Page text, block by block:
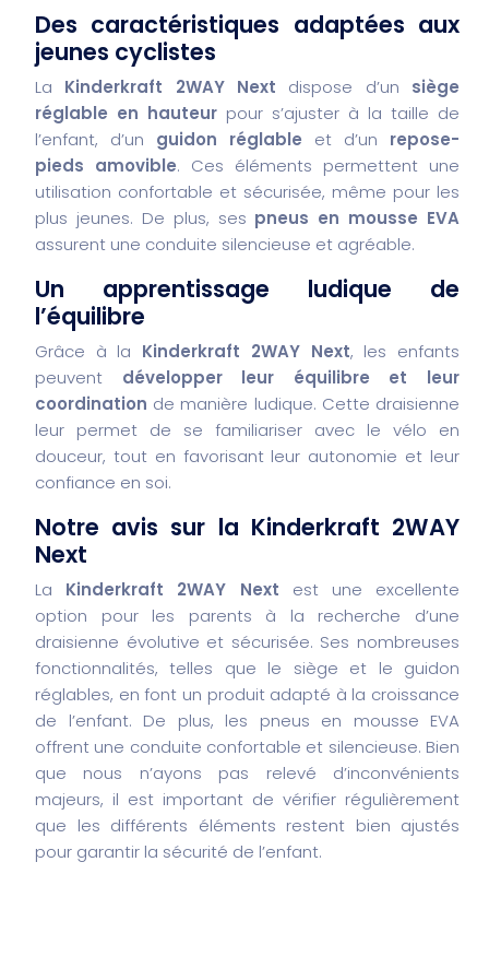
Des caractéristiques adaptées aux
jeunes cyclistes
La Kinderkraft 2WAY Next dispose d’un siège
réglable en hauteur pour s’ajuster à la taille de
l’enfant, d’un guidon réglable et d’un repose-
pieds amovible. Ces éléments permettent une
utilisation confortable et sécurisée, même pour les
plus jeunes. De plus, ses pneus en mousse EVA
assurent une conduite silencieuse et agréable.
Un apprentissage ludique de
l’équilibre
Grâce à la Kinderkraft 2WAY Next, les enfants
peuvent développer leur équilibre et leur
coordination de manière ludique. Cette draisienne
leur permet de se familiariser avec le vélo en
douceur, tout en favorisant leur autonomie et leur
confiance en soi.
Notre avis sur la Kinderkraft 2WAY
Next
La Kinderkraft 2WAY Next est une excellente
option pour les parents à la recherche d’une
draisienne évolutive et sécurisée. Ses nombreuses
fonctionnalités, telles que le siège et le guidon
réglables, en font un produit adapté à la croissance
de l’enfant. De plus, les pneus en mousse EVA
offrent une conduite confortable et silencieuse. Bien
que nous n’ayons pas relevé d’inconvénients
majeurs, il est important de vérifier régulièrement
que les différents éléments restent bien ajustés
pour garantir la sécurité de l’enfant.